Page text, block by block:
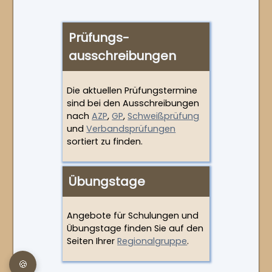
Gebrauchsprüfung
Leistungszeichen
Prüfungs­
ausschreibungen
Die aktuellen Prüfungstermine
sind bei den Ausschreibungen
nachAZP,GP,Schweißprüfung
undVerbandsprüfungen
sortiert zu finden.
Übungstage
Angebote für Schulungen und
Übungstage finden Sie auf den
Seiten IhrerRegionalgruppe.
🍪